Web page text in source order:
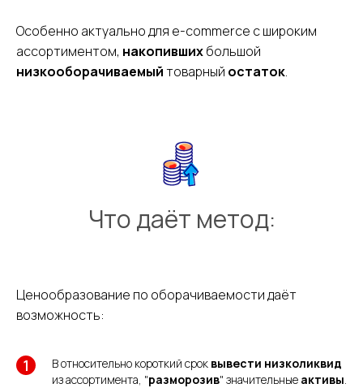
Особенно актуально для e-commerce с широким
ассортиментом, накопившихбольшой
низкооборачиваемыйтоварный остаток.
Что даёт метод:
Ценообразование по оборачиваемости даёт
возможность:
В относительно короткий срок вывести низколиквид
из ассортимента, "разморозив" значительные активы.